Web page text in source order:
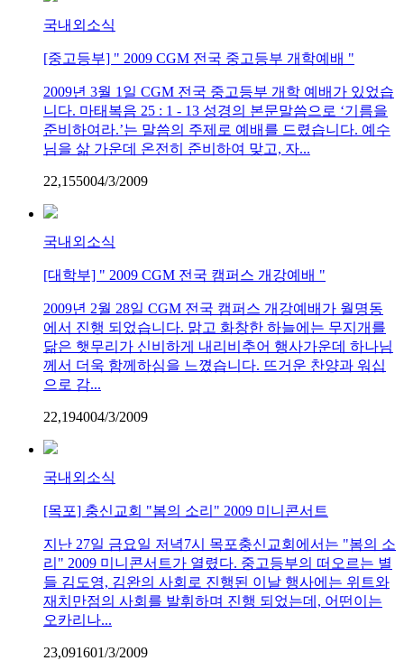
국내외소식
[중고등부] " 2009 CGM 전국 중고등부 개학예배 "
2009년 3월 1일 CGM 전국 중고등부 개학 예배가 있었습
니다. 마태복음 25 : 1 - 13 성경의 본문말씀으로 ‘기름을
준비하여라.’는 말씀의 주제로 예배를 드렸습니다. 예수
님을 삶 가운데 온전히 준비하여 맞고, 자...
22,155004/3/2009
국내외소식
[대학부] " 2009 CGM 전국 캠퍼스 개강예배 "
2009년 2월 28일 CGM 전국 캠퍼스 개강예배가 월명동
에서 진행 되었습니다. 맑고 화창한 하늘에는 무지개를
닮은 햇무리가 신비하게 내리비추어 행사가운데 하나님
께서 더욱 함께하심을 느꼈습니다. 뜨거운 찬양과 워십
으로 감...
22,194004/3/2009
국내외소식
[목포] 충신교회 "봄의 소리" 2009 미니콘서트
지난 27일 금요일 저녁7시 목포충신교회에서는 "봄의 소
리" 2009 미니콘서트가 열렸다. 중고등부의 떠오르는 별
들 김도영, 김완의 사회로 진행된 이날 행사에는 위트와
재치만점의 사회를 발휘하며 진행 되었는데, 어떤이는
오카리나...
23,091601/3/2009